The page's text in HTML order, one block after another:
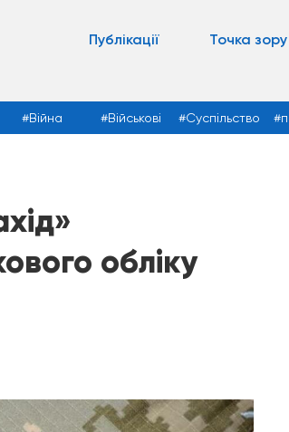
Публікації Точка зору
Війна Військові Суспільство
обліку